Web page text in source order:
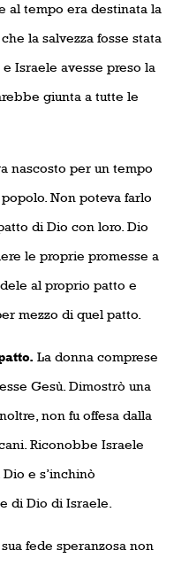
al tempo era destinata la
la salvezza fosse stata
Israele avesse preso la
giunta a tutte le
nascosto per un tempo
Non poteva farlo
di Dio con loro. Dio
le proprie promesse a
al proprio patto e
mezzo di quel patto.
La donna comprese
Gesù. Dimostrò una
non fu offesa dalla
Riconobbe Israele
e s’inchinò
di Dio di Israele.
fede speranzosa non